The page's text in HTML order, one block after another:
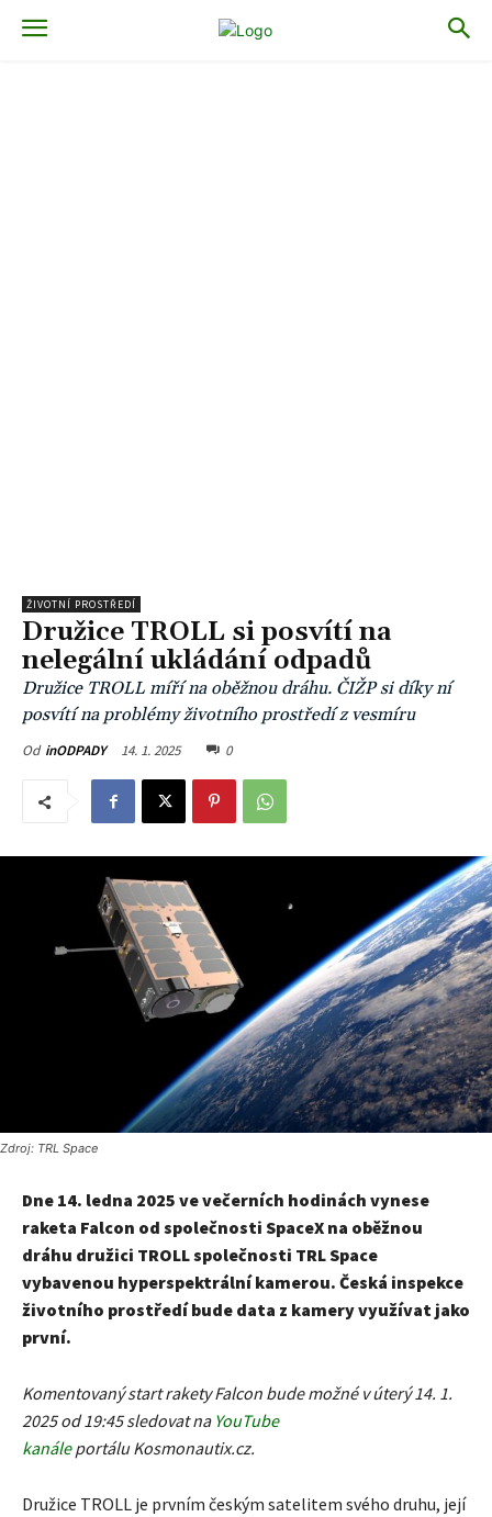
ŽIVOTNÍ PROSTŘEDÍ
Družice TROLL si posvítí na
nelegální ukládání odpadů
Družice TROLL míří na oběžnou dráhu. ČIŽP si díky ní
posvítí na problémy životního prostředí z vesmíru
Od inODPADY 14. 1. 2025 0
Zdroj: TRL Space
Dne 14. ledna 2025 ve večerních hodinách vynese
raketa Falcon od společnosti SpaceX na oběžnou
dráhu družici TROLL společnosti TRL Space
vybavenou hyperspektrální kamerou. Česká inspekce
životního prostředí bude data z kamery využívat jako
první.
Komentovaný start rakety Falcon bude možné v úterý 14. 1.
2025 od 19:45 sledovat na YouTube
kanáleportálu Kosmonautix.cz.
Družice TROLL je prvním českým satelitem svého druhu, její